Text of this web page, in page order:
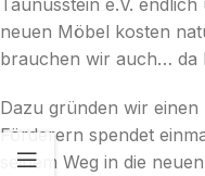
neuen Möbel kosten
brauchen wir auch… da
Dazu gründen wir einen
Förderern spendet
seinem Weg in die